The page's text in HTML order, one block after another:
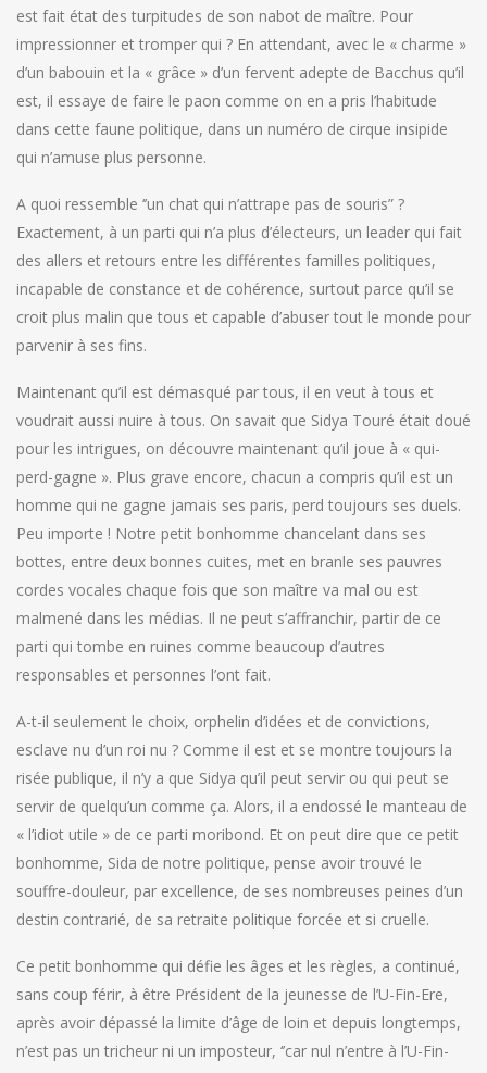
est fait état des turpitudes de son nabot de maître. Pour
impressionner et tromper qui ? En attendant, avec le « charme »
d’un babouin et la « grâce » d’un fervent adepte de Bacchus qu’il
est, il essaye de faire le paon comme on en a pris l’habitude
dans cette faune politique, dans un numéro de cirque insipide
qui n’amuse plus personne.
A quoi ressemble ‘’un chat qui n’attrape pas de souris” ?
Exactement, à un parti qui n’a plus d’électeurs, un leader qui fait
des allers et retours entre les différentes familles politiques,
incapable de constance et de cohérence, surtout parce qu’il se
croit plus malin que tous et capable d’abuser tout le monde pour
parvenir à ses fins.
Maintenant qu’il est démasqué par tous, il en veut à tous et
voudrait aussi nuire à tous. On savait que Sidya Touré était doué
pour les intrigues, on découvre maintenant qu’il joue à « qui-
perd-gagne ». Plus grave encore, chacun a compris qu’il est un
homme qui ne gagne jamais ses paris, perd toujours ses duels.
Peu importe ! Notre petit bonhomme chancelant dans ses
bottes, entre deux bonnes cuites, met en branle ses pauvres
cordes vocales chaque fois que son maître va mal ou est
malmené dans les médias. Il ne peut s’affranchir, partir de ce
parti qui tombe en ruines comme beaucoup d’autres
responsables et personnes l’ont fait.
A-t-il seulement le choix, orphelin d’idées et de convictions,
esclave nu d’un roi nu ? Comme il est et se montre toujours la
risée publique, il n’y a que Sidya qu’il peut servir ou qui peut se
servir de quelqu’un comme ça. Alors, il a endossé le manteau de
« l’idiot utile » de ce parti moribond. Et on peut dire que ce petit
bonhomme, Sida de notre politique, pense avoir trouvé le
souffre-douleur, par excellence, de ses nombreuses peines d’un
destin contrarié, de sa retraite politique forcée et si cruelle.
Ce petit bonhomme qui défie les âges et les règles, a continué,
sans coup férir, à être Président de la jeunesse de l’U-Fin-Ere,
après avoir dépassé la limite d’âge de loin et depuis longtemps,
n’est pas un tricheur ni un imposteur, ‘’car nul n’entre à l’U-Fin-